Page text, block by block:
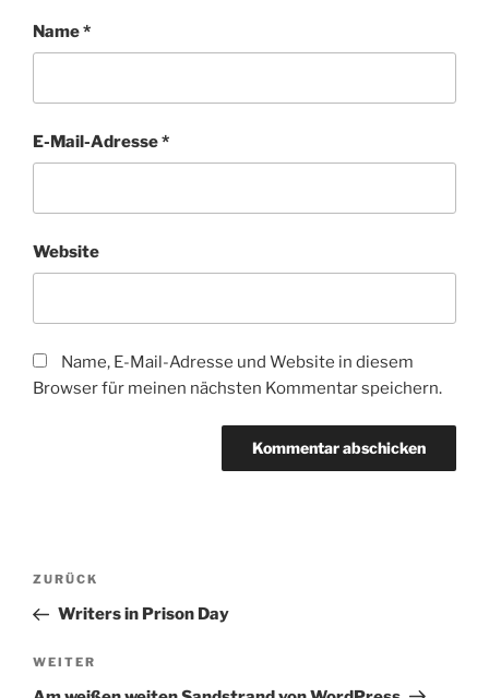
Name*
E-Mail-Adresse*
Website
Name, E-Mail-Adresse und Website in diesem
Browser für meinen nächsten Kommentar speichern.
Beitragsnavigation
Vorheriger
Beitrag
ZURÜCK
Writers in Prison Day
Nächster
Beitrag
WEITER